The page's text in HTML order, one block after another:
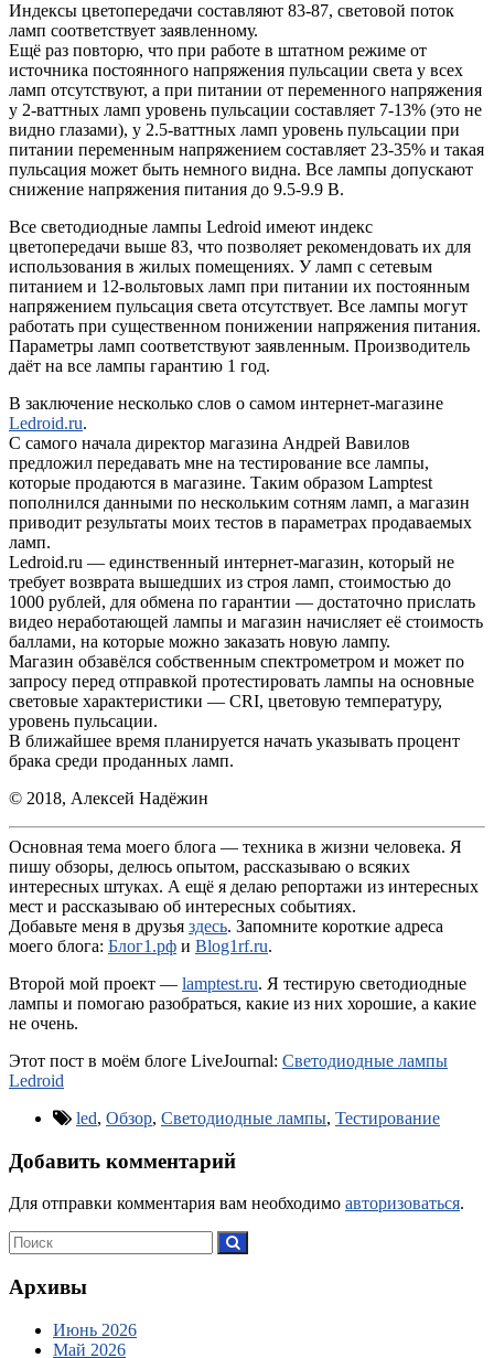
Индексы цветопередачи составляют 83-87, световой поток
ламп соответствует заявленному.
Ещё раз повторю, что при работе в штатном режиме от
источника постоянного напряжения пульсации света у всех
ламп отсутствуют, а при питании от переменного напряжения
у 2-ваттных ламп уровень пульсации составляет 7-13% (это не
видно глазами), у 2.5-ваттных ламп уровень пульсации при
питании переменным напряжением составляет 23-35% и такая
пульсация может быть немного видна. Все лампы допускают
снижение напряжения питания до 9.5-9.9 В.
Все светодиодные лампы Ledroid имеют индекс
цветопередачи выше 83, что позволяет рекомендовать их для
использования в жилых помещениях. У ламп с сетевым
питанием и 12-вольтовых ламп при питании их постоянным
напряжением пульсация света отсутствует. Все лампы могут
работать при существенном понижении напряжения питания.
Параметры ламп соответствуют заявленным. Производитель
даёт на все лампы гарантию 1 год.
В заключение несколько слов о самом интернет-магазине
Ledroid.ru.
C самого начала директор магазина Андрей Вавилов
предложил передавать мне на тестирование все лампы,
которые продаются в магазине. Таким образом Lamptest
пополнился данными по нескольким сотням ламп, а магазин
приводит результаты моих тестов в параметрах продаваемых
ламп.
Ledroid.ru — единственный интернет-магазин, который не
требует возврата вышедших из строя ламп, стоимостью до
1000 рублей, для обмена по гарантии — достаточно прислать
видео неработающей лампы и магазин начисляет её стоимость
баллами, на которые можно заказать новую лампу.
Магазин обзавёлся собственным спектрометром и может по
запросу перед отправкой протестировать лампы на основные
световые характеристики — CRI, цветовую температуру,
уровень пульсации.
В ближайшее время планируется начать указывать процент
брака среди проданных ламп.
© 2018, Алексей Надёжин
Основная тема моего блога — техника в жизни человека. Я
пишу обзоры, делюсь опытом, рассказываю о всяких
интересных штуках. А ещё я делаю репортажи из интересных
мест и рассказываю об интересных событиях.
Добавьте меня в друзья здесь. Запомните короткие адреса
моего блога: Блог1.рф и Blog1rf.ru.
Второй мой проект — lamptest.ru. Я тестирую светодиодные
лампы и помогаю разобраться, какие из них хорошие, а какие
не очень.
Этот пост в моём блоге LiveJournal: Светодиодные лампы
Ledroid
led, Обзор, Светодиодные лампы, Тестирование
Добавить комментарий
Для отправки комментария вам необходимо авторизоваться.
Архивы
Июнь 2026
Май 2026